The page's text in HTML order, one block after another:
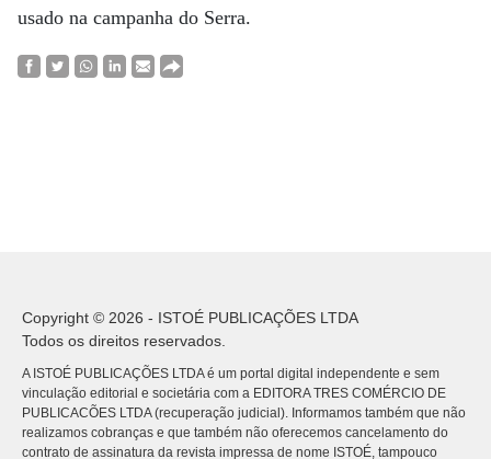
usado na campanha do Serra.
Copyright © 2026 - ISTOÉ PUBLICAÇÕES LTDA
Todos os direitos reservados.
A ISTOÉ PUBLICAÇÕES LTDA é um portal digital independente e sem
vinculação editorial e societária com a EDITORA TRES COMÉRCIO DE
PUBLICACÕES LTDA (recuperação judicial). Informamos também que não
realizamos cobranças e que também não oferecemos cancelamento do
contrato de assinatura da revista impressa de nome ISTOÉ, tampouco